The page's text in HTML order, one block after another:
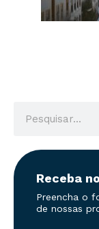
Receba
Preencha o
de nossas